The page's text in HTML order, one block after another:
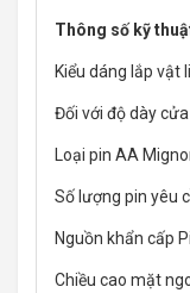
Thông số kỹ
Kiểu dáng lắp
Đối với độ dày
Loại pin AA
Số lượng pin yêu
Nguồn khẩn cấp
Chiều cao mặt